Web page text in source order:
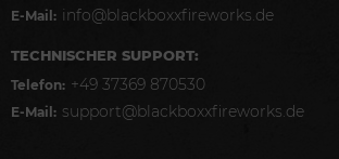
E-Mail: info@blackboxxfireworks.de
TECHNISCHER SUPPORT:
Telefon: +49 37369 870530
E-Mail: support@blackboxxfireworks.de